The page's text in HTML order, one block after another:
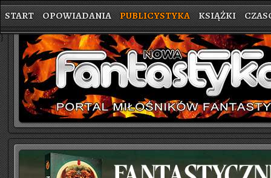
START OPOWIADANIA PUBLICYSTYKA KSIĄŻKI
}